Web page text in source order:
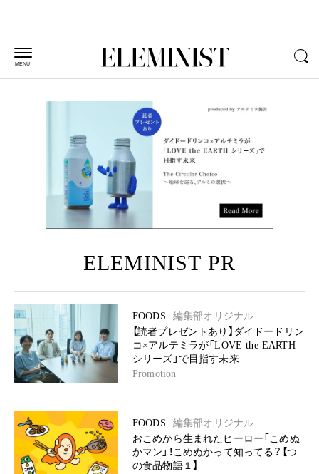
MENU
ELEMINIST PR
FOODS
編集部オリジナル
【読者プレゼントあり】ダイドードリン
コ×アルテミラが「LOVE the EARTH
シリーズ」で目指す未来
Promotion
FOODS
編集部オリジナル
おこめから生まれたヒーロー「こめぬ
かマン」！こめぬかって知ってる？【つ
の食品物語１】